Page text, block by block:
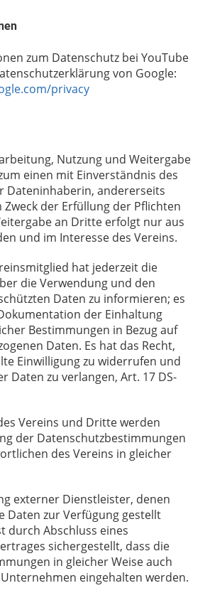
zum Datenschutz bei YouTube
von Google:
privacy
Nutzung und Weitergabe
einen mit Einverständnis des
Dateninhaberin, andererseits
der Erfüllung der Pflichten
an Dritte erfolgt nur aus
und im Interesse des Vereins.
hat jederzeit die
die Verwendung und den
Daten zu informieren; es
der Einhaltung
Bestimmungen in Bezug auf
Daten. Es hat das Recht,
Einwilligung zu widerrufen und
Daten zu verlangen, Art. 17 DS-
Vereins und Dritte werden
der Datenschutzbestimmungen
des Vereins in gleicher
externer Dienstleister, denen
Daten zur Verfügung gestellt
durch Abschluss eines
sichergestellt, dass die
in gleicher Weise auch
eingehalten werden.